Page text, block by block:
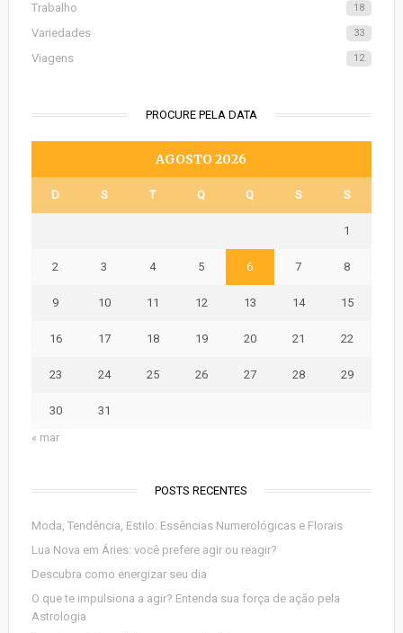
Trabalho 18
Variedades 33
Viagens 12
PROCURE PELA DATA
AGOSTO 2026
D S T Q Q S S
1
2 3 4 5 6 7 8
9 10 11 12 13 14 15
16 17 18 19 20 21 22
23 24 25 26 27 28 29
30
31
« mar
POSTS RECENTES
Moda, Tendência, Estilo: Essências Numerológicas e Florais
Lua Nova em Áries: você prefere agir ou reagir?
Descubra como energizar seu dia
O que te impulsiona a agir? Entenda sua força de ação pela
Astrologia